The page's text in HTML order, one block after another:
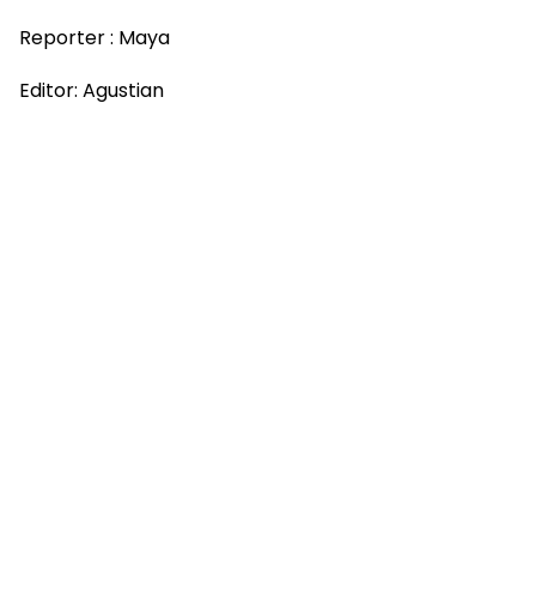
Reporter : Maya
Editor: Agustian